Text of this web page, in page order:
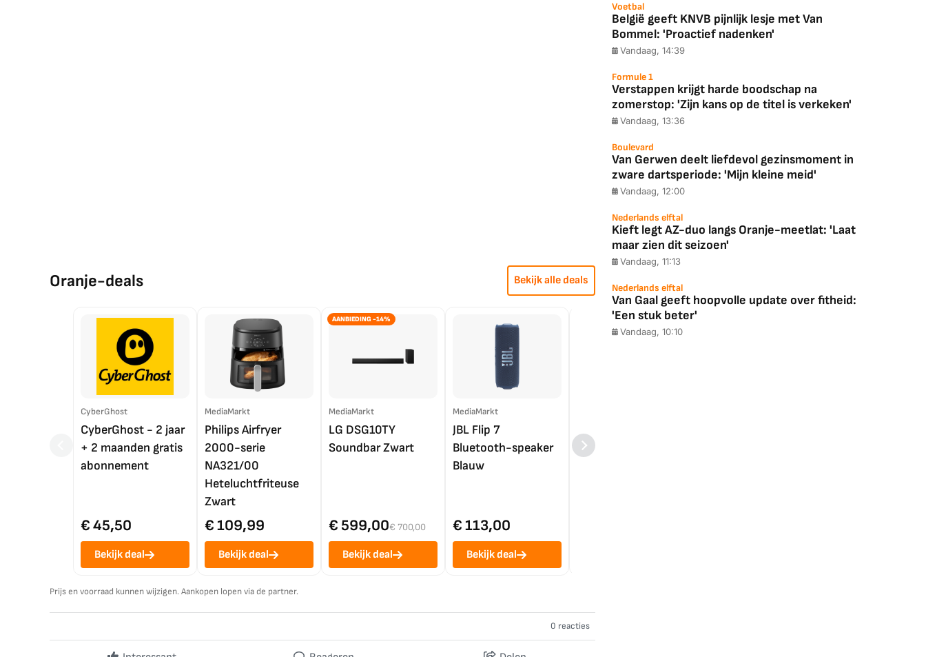
Oranje-deals Bekijk alle deals
CyberGhost
CyberGhost - 2 jaar
+ 2 maanden gratis
abonnement
€ 45,50
Bekijk deal
MediaMarkt
Philips Airfryer
2000-serie
NA321/00
Heteluchtfriteuse
Zwart
€ 109,99
Bekijk deal
AANBIEDING -14%
MediaMarkt
LG DSG10TY
Soundbar Zwart
€ 599,00€ 700,00
Bekijk deal
MediaMarkt
JBL Flip 7
Bluetooth-speaker
Blauw
€ 113,00
Bekijk deal
4K TV (2025)
Prijs en voorraad kunnen wijzigen. Aankopen lopen via de partner.
0 reacties
Voetbal
België geeft KNVB pijnlijk lesje met Van
Bommel: 'Proactief nadenken'
Vandaag, 14:39
Formule 1
Verstappen krijgt harde boodschap na
zomerstop: 'Zijn kans op de titel is verkeken'
Vandaag, 13:36
Boulevard
Van Gerwen deelt liefdevol gezinsmoment in
zware dartsperiode: 'Mijn kleine meid'
Vandaag, 12:00
Nederlands elftal
Kieft legt AZ-duo langs Oranje-meetlat: 'Laat
maar zien dit seizoen'
Vandaag, 11:13
Nederlands elftal
Van Gaal geeft hoopvolle update over fitheid:
'Een stuk beter'
Vandaag, 10:10